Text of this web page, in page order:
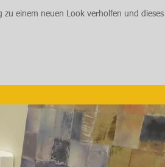
einem neuen Look verholfen und